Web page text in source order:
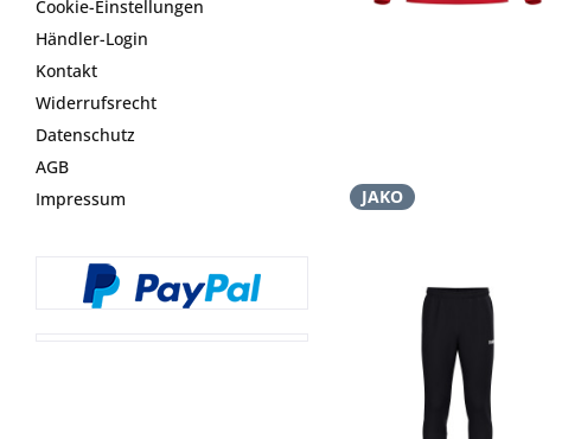
Cookie-Einstellungen
Händler-Login
Kontakt
Widerrufsrecht
Datenschutz
AGB
Impressum
JAKO